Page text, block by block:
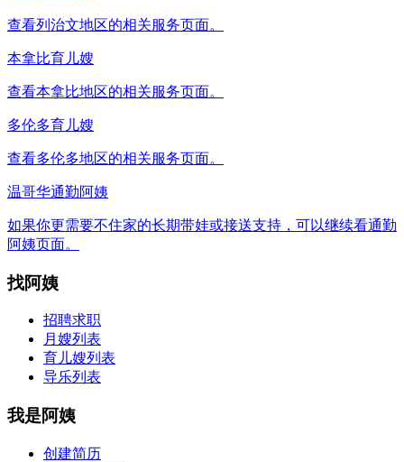
查看列治文地区的相关服务页面。
本拿比育儿嫂
查看本拿比地区的相关服务页面。
多伦多育儿嫂
查看多伦多地区的相关服务页面。
温哥华通勤阿姨
如果你更需要不住家的长期带娃或接送支持，可以继续看通勤
阿姨页面。
找阿姨
招聘求职
月嫂列表
育儿嫂列表
导乐列表
我是阿姨
创建简历